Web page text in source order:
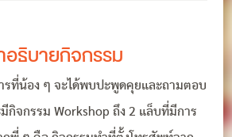
อธิบายกิจกรรม
รที่น้อง ๆ จะได้พบปะพูดคุยและถามตอบ
กิจกรรม Workshop ถึง 2 แล็บที่มีการ